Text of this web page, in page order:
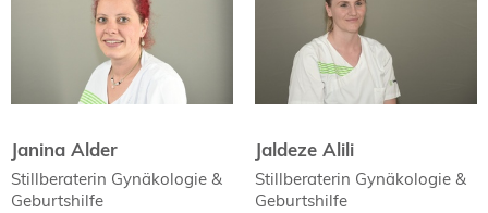
Janina Alder
Stillberaterin Gynäkologie &
Geburtshilfe
Jaldeze Alili
Stillberaterin Gynäkologie &
Geburtshilfe